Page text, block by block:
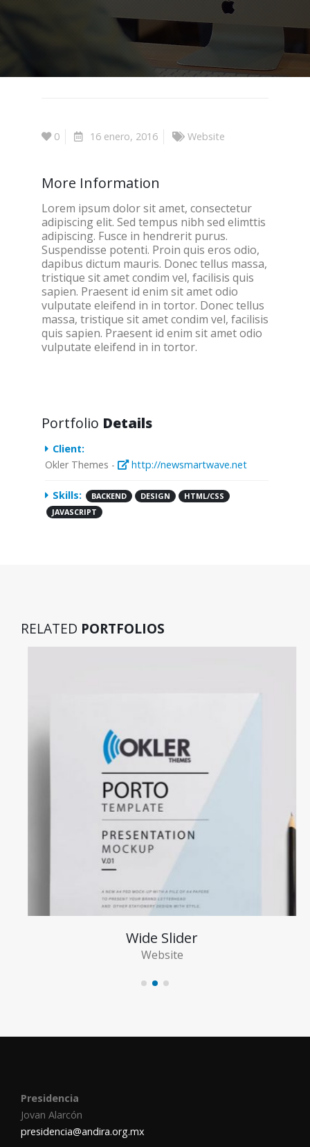
0 16 enero, 2016 Website
More Information
Lorem ipsum dolor sit amet, consectetur
adipiscing elit. Sed tempus nibh sed elimttis
adipiscing. Fusce in hendrerit purus.
Suspendisse potenti. Proin quis eros odio,
dapibus dictum mauris. Donec tellus massa,
tristique sit amet condim vel, facilisis quis
sapien. Praesent id enim sit amet odio
vulputate eleifend in in tortor. Donec tellus
massa, tristique sit amet condim vel, facilisis
quis sapien. Praesent id enim sit amet odio
vulputate eleifend in in tortor.
Portfolio Details
Client:
Okler Themes -
http://newsmartwave.net
Skills: BACKEND DESIGN
HTML/CSS
JAVASCRIPT
RELATED PORTFOLIOS
Wide Slider
Website
Presidencia
Jovan Alarcón
presidencia@andira.org.mx